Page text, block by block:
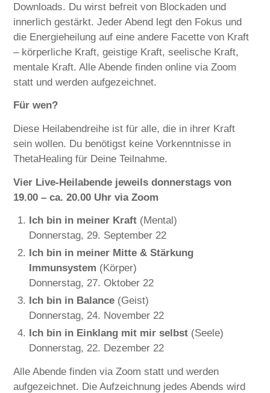
Downloads. Du wirst befreit von Blockaden und
innerlich gestärkt. Jeder Abend legt den Fokus und
die Energieheilung auf eine andere Facette von Kraft
– körperliche Kraft, geistige Kraft, seelische Kraft,
mentale Kraft. Alle Abende finden online via Zoom
statt und werden aufgezeichnet.
Für wen?
Diese Heilabendreihe ist für alle, die in ihrer Kraft
sein wollen. Du benötigst keine Vorkenntnisse in
ThetaHealing für Deine Teilnahme.
Vier Live-Heilabende jeweils donnerstags von
19.00 – ca. 20.00 Uhr via Zoom
Ich bin in meiner Kraft(Mental)
Donnerstag, 29. September 22
Ich bin in meiner Mitte & Stärkung
Immunsystem (Körper)
Donnerstag, 27. Oktober 22
Ich bin in Balance(Geist)
Donnerstag, 24. November 22
Ich bin in Einklang mit mir selbst(Seele)
Donnerstag, 22. Dezember 22
Alle Abende finden via Zoom statt und werden
aufgezeichnet. Die Aufzeichnung jedes Abends wird